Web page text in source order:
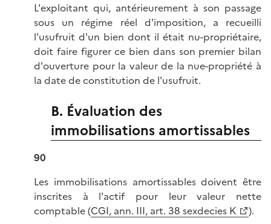
L'exploitant qui, antérieurement à son passage
sous un régime réel d'imposition, a recueilli
l'usufruit d'un bien dont il était nu-propriétaire,
doit faire figurer ce bien dans son premier bilan
d'ouverture pour la valeur de la nue-propriété à
la date de constitution de l'usufruit.
B. Évaluation des
immobilisations amortissables
90
Les immobilisations amortissables doivent être
inscrites à l'actif pour leur valeur nette
comptable (CGI, ann. III, art. 38 sexdecies K
).